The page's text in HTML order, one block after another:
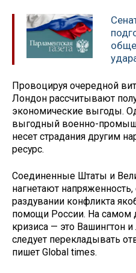
Провоцируя очередной
Лондон рассчитывают
экономические выгоды.
выгодный военно-
несет страдания другим
ресурс.
Соединенные Штаты и
нагнетают
раздувании конфликта
помощи России. На самом
кризиса — это Вашингтон
следует перекладывать
пишет Global times.